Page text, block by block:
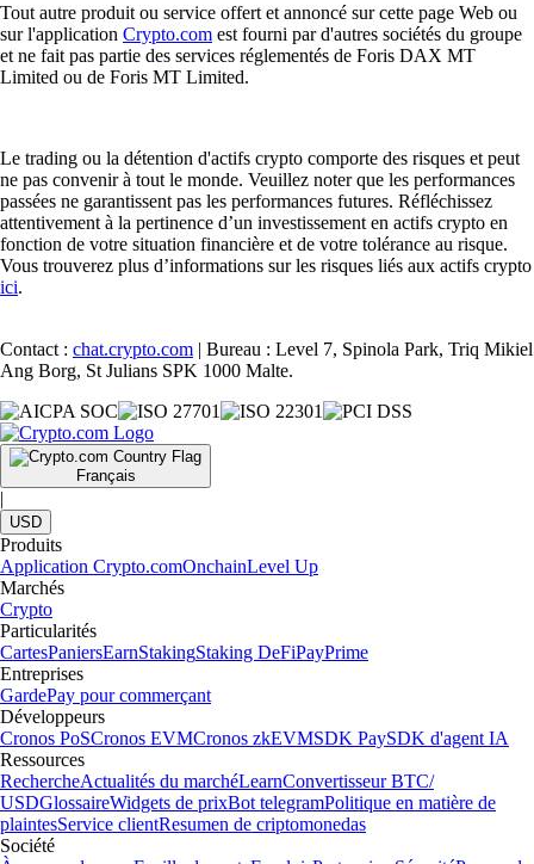
Tout autre produit ou service offert et annoncé sur cette page Web ou
sur l'application Crypto.com est fourni par d'autres sociétés du groupe
et ne fait pas partie des services réglementés de Foris DAX MT
Limited ou de Foris MT Limited.
Le trading ou la détention d'actifs crypto comporte des risques et peut
ne pas convenir à tout le monde. Veuillez noter que les performances
passées ne garantissent pas les performances futures. Réfléchissez
attentivement à la pertinence d’un investissement en actifs crypto en
fonction de votre situation financière et de votre tolérance au risque.
Vous trouverez plus d’informations sur les risques liés aux actifs crypto
ici.
Contact : chat.crypto.com | Bureau : Level 7, Spinola Park, Triq Mikiel
Ang Borg, St Julians SPK 1000 Malte.
Français
|
USD
Produits
Application Crypto.comOnchainLevel Up
Marchés
Crypto
Particularités
CartesPaniersEarnStakingStaking DeFiPayPrime
Entreprises
GardePay pour commerçant
Développeurs
Cronos PoSCronos EVMCronos zkEVMSDK PaySDK d'agent IA
Ressources
RechercheActualités du marchéLearnConvertisseur BTC/
USDGlossaireWidgets de prixBot telegramPolitique en matière de
plaintesService clientResumen de criptomonedas
Société